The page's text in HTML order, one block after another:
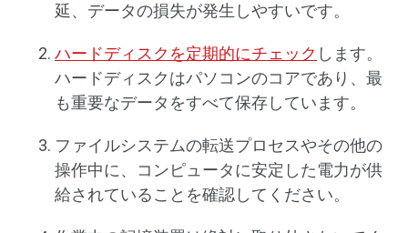
延、データの損失が発生しやすいです。
ハードディスクを定期的にチェック します。
ハードディスクはパソコンのコアであり、最
も重要なデータをすべて保存しています。
ファイルシステムの転送プロセスやその他の
操作中に、コンピュータに安定した電力が供
給されていることを確認してください。